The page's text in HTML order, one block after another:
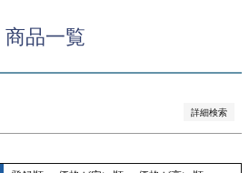
商品一覧
詳細検索
検索